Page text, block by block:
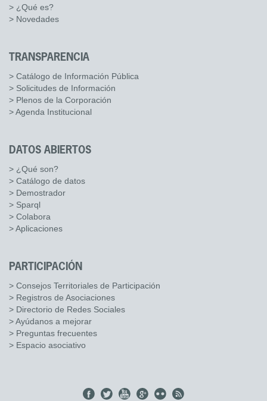
> ¿Qué es?
> Novedades
TRANSPARENCIA
> Catálogo de Información Pública
> Solicitudes de Información
> Plenos de la Corporación
> Agenda Institucional
DATOS ABIERTOS
> ¿Qué son?
> Catálogo de datos
> Demostrador
> Sparql
> Colabora
> Aplicaciones
PARTICIPACIÓN
> Consejos Territoriales de Participación
> Registros de Asociaciones
> Directorio de Redes Sociales
> Ayúdanos a mejorar
> Preguntas frecuentes
> Espacio asociativo